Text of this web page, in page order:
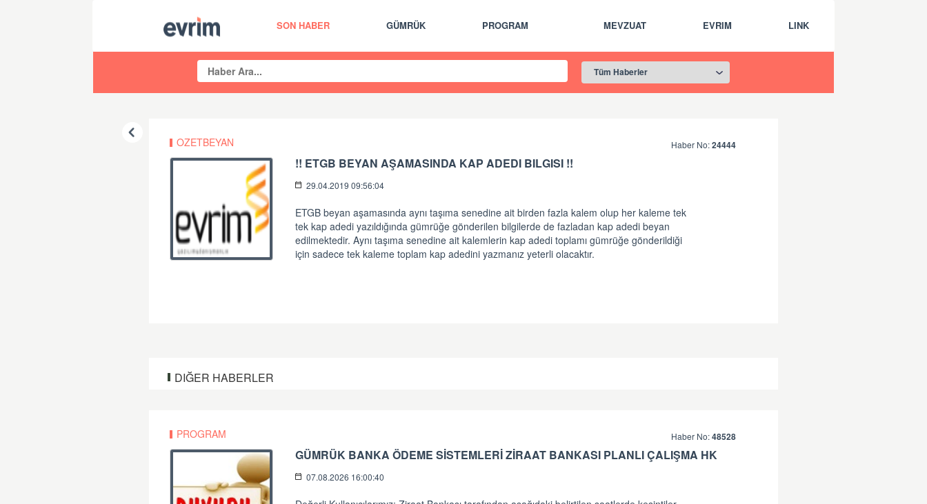
SON HABER GÜMRÜK PROGRAM MEVZUAT EVRIM LINK
OZETBEYAN Haber No:24444
!! ETGB BEYAN AŞAMASINDA KAP ADEDI BILGISI !!
29.04.2019 09:56:04
ETGB beyan aşamasında aynı taşıma senedine ait birden fazla kalem olup her kaleme tek
tek kap adedi yazıldığında gümrüğe gönderilen bilgilerde de fazladan kap adedi beyan
edilmektedir. Aynı taşıma senedine ait kalemlerin kap adedi toplamı gümrüğe gönderildiği
için sadece tek kaleme toplam kap adedini yazmanız yeterli olacaktır.
DIĞER HABERLER
PROGRAM Haber No:48528
GÜMRÜK BANKA ÖDEME SİSTEMLERİ ZİRAAT BANKASI PLANLI ÇALIŞMA HK
07.08.2026 16:00:40